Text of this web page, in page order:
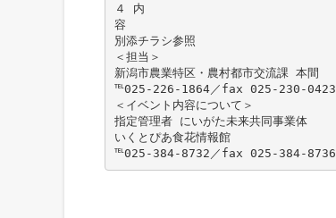
４ 内
容
別添チラシ参照
＜担当＞
新潟市農業特区・農村都市交流課 本間
℡025-226-1864／fax 025-230-0423
＜イベント内容について＞
指定管理者 にいがた未来共同事業体
いくとぴあ食花情報館